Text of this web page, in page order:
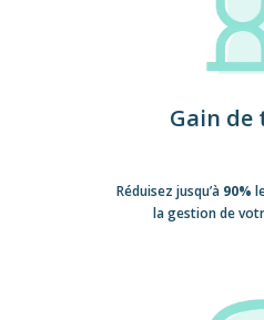
Gain de
Réduisez jusqu’à 90%
la gestion de